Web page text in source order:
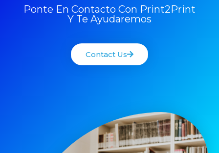
Ponte En Contacto Con Print2Print
Y Te Ayudaremos
Contact Us